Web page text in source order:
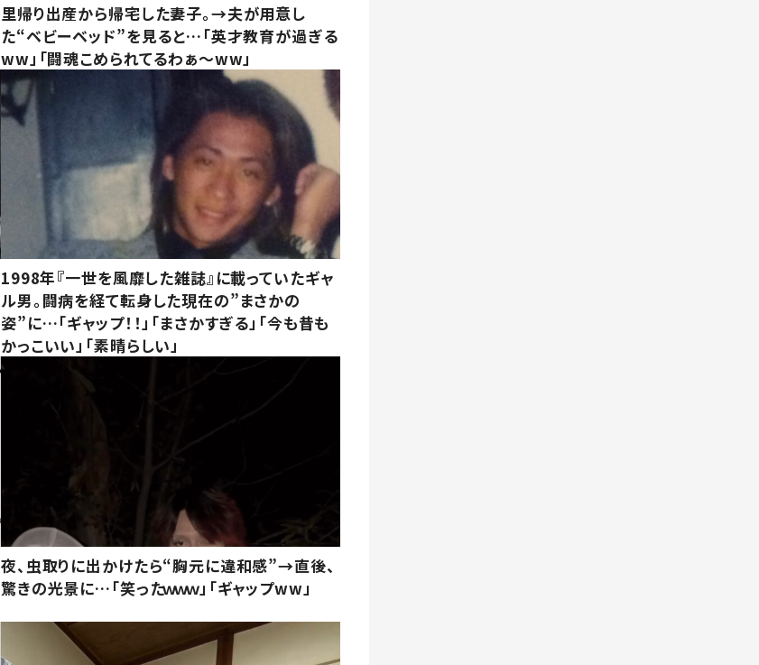
里帰り出産から帰宅した妻子。→夫が用意し
た“ベビーベッド”を見ると…「英才教育が過ぎる
ww」「闘魂こめられてるわぁ～ww」
1998年『一世を風靡した雑誌』に載っていたギャ
ル男。闘病を経て転身した現在の”まさかの
姿”に…「ギャップ！！」「まさかすぎる」「今も昔も
かっこいい」「素晴らしい」
夜、虫取りに出かけたら“胸元に違和感”→直後、
驚きの光景に…「笑ったｗｗｗ」「ギャップww」